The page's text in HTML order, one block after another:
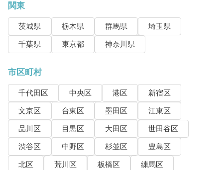
関東
茨城県 栃木県 群馬県
埼玉県
千葉県
東京都 神奈川県
市区町村
千代田区 中央区 港区
新宿区
文京区
台東区 墨田区
江東区
品川区
目黒区 大田区
世田谷区
渋谷区
中野区 杉並区
豊島区
北区
荒川区 板橋区
練馬区